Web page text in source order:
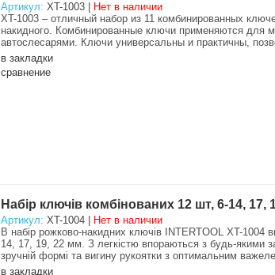
Артикул: XT-1003 |
Нет в наличии
XT-1003 – отличный набор из 11 комбинированных
накидного. Комбинированные ключи применяются для
автослесарями. Ключи универсальны и практичны,
в закладки
сравнение
Набір ключів комбінованих 12 шт, 6-14,
Артикул: XT-1004 |
Нет в наличии
В набір рожково-накидних ключів INTERTOOL XT-
14, 17, 19, 22 мм. З легкістю впораються з будь-якими
зручній формі та вигину рукоятки з оптимальним
в закладки